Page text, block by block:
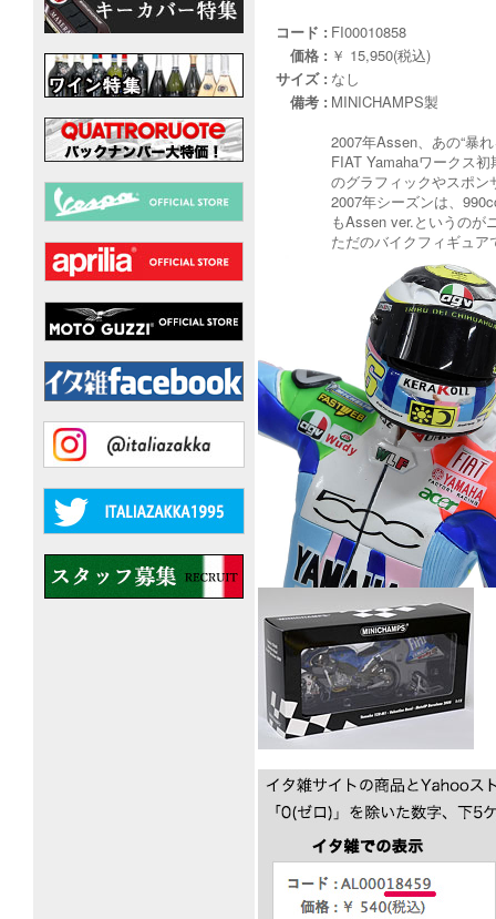
コード : FI00010858
価格 : ￥ 15,950(税込)
サイズ : なし
備考 : MINICHAMPS製
2007年Assen、あの“暴
FIAT Yamahaワークス
のグラフィックやスポ
2007年シーズンは、
もAssen ver.というのが
ただのバイクフィギュア